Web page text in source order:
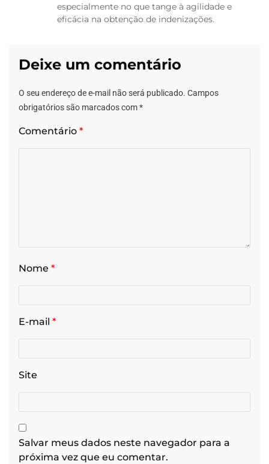
especialmente no que tange à agilidade e
eficácia na obtenção de indenizações.
Deixe um comentário
O seu endereço de e-mail não será publicado. Campos
obrigatórios são marcados com*
Comentário *
Nome *
E-mail *
Site
Salvar meus dados neste navegador para a
próxima vez que eu comentar.